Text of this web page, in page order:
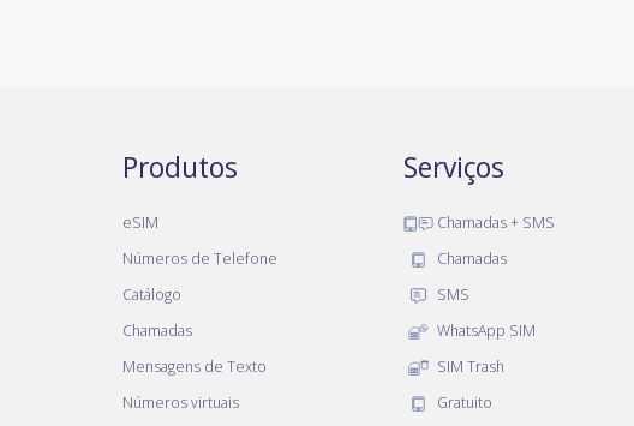
Produtos
eSIM
Números de Telefone
Catálogo
Chamadas
Mensagens de Texto
Números virtuais
Serviços
Chamadas + SMS
Chamadas
SMS
WhatsApp SIM
SIM Trash
Gratuito